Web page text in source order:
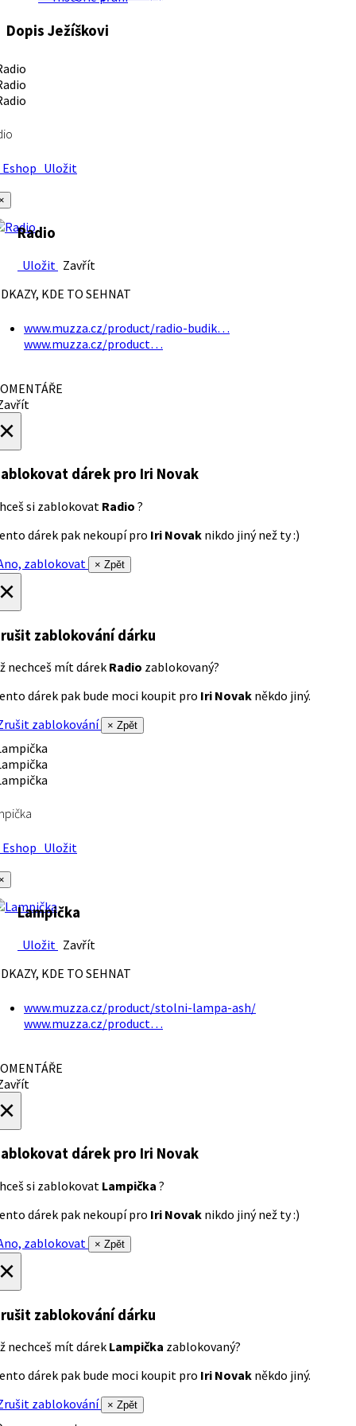
Dopis Ježíškovi
Uložit
Radio
Uložit Zavřít
KDE TO SEHNAT
www.muzza.cz/product/radio-budik…
www.muzza.cz/product…
dárek pro Iri Novak
si zablokovat Radio ?
dárek pak nekoupí pro Iri Novak nikdo jiný než ty :)
zablokovat
× Zpět
zablokování dárku
nechceš mít dárek Radio zablokovaný?
dárek pak bude moci koupit pro Iri Novak někdo jiný.
zablokování
× Zpět
Uložit
Lampička
Uložit Zavřít
KDE TO SEHNAT
www.muzza.cz/product/stolni-lampa-ash/
www.muzza.cz/product…
dárek pro Iri Novak
si zablokovat Lampička ?
dárek pak nekoupí pro Iri Novak nikdo jiný než ty :)
zablokovat
× Zpět
zablokování dárku
nechceš mít dárek Lampička zablokovaný?
dárek pak bude moci koupit pro Iri Novak někdo jiný.
zablokování
× Zpět